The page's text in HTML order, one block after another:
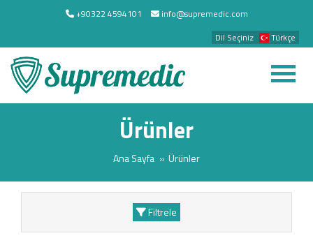
+90322 4594101
info@supremedic.com
Dil Seçiniz
Türkçe
Ürünler
Ana Sayfa Ürünler
Filtrele